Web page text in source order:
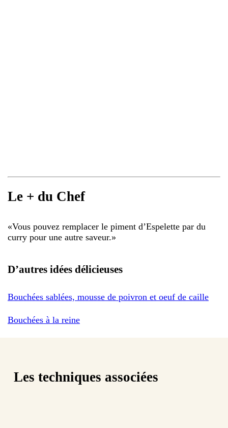
Le + du Chef
«Vous pouvez remplacer le piment d’Espelette par du
curry pour une autre saveur.»
D’autres idées délicieuses
Bouchées sablées, mousse de poivron et oeuf de caille
Bouchées à la reine
Les techniques associées